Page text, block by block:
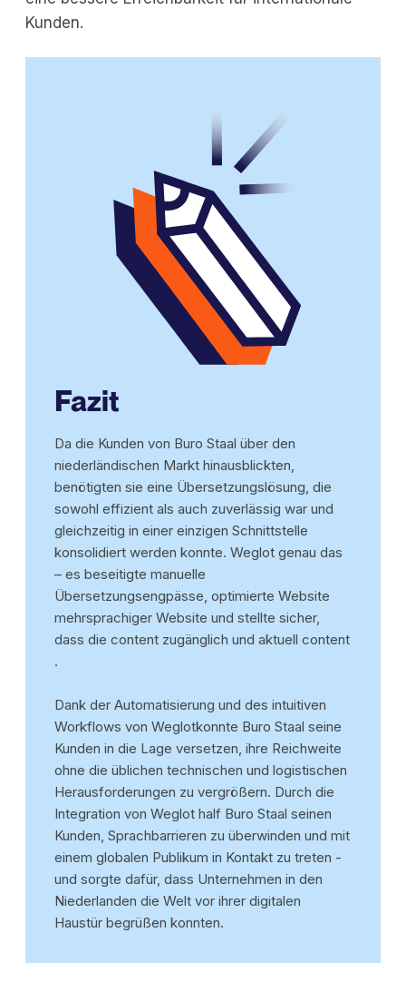
Kunden.
Fazit
Da die Kunden von Buro Staal über den
niederländischen Markt hinausblickten,
benötigten sie eine Übersetzungslösung, die
sowohl effizient als auch zuverlässig war und
gleichzeitig in einer einzigen Schnittstelle
konsolidiert werden konnte. Weglot genau das
– es beseitigte manuelle
Übersetzungsengpässe, optimierte Website
mehrsprachiger Website und stellte sicher,
dass die content zugänglich und aktuell content
.
Dank der Automatisierung und des intuitiven
Workflows von Weglotkonnte Buro Staal seine
Kunden in die Lage versetzen, ihre Reichweite
ohne die üblichen technischen und logistischen
Herausforderungen zu vergrößern. Durch die
Integration von Weglot half Buro Staal seinen
Kunden, Sprachbarrieren zu überwinden und mit
einem globalen Publikum in Kontakt zu treten -
und sorgte dafür, dass Unternehmen in den
Niederlanden die Welt vor ihrer digitalen
Haustür begrüßen konnten.